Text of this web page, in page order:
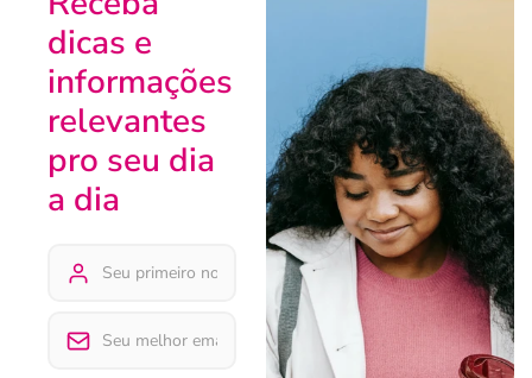
dicas e
informações
relevantes
pro seu dia
a dia